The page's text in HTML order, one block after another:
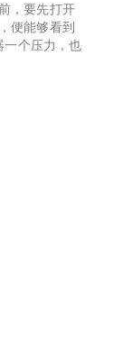
，要先打开
便能够看到
一个压力，也